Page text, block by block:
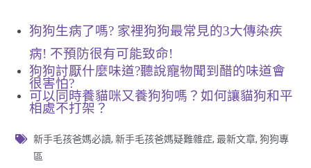
狗狗生病了嗎? 家裡狗狗最常見的3大傳染疾
病! 不預防很有可能致命!
狗狗討厭什麼味道?聽說寵物聞到醋的味道會
很害怕?
可以同時養貓咪又養狗狗嗎？如何讓貓狗和平
相處不打架？
新手毛孩爸媽必讀,新手毛孩爸媽疑難雜症,最新文章,狗狗專
區